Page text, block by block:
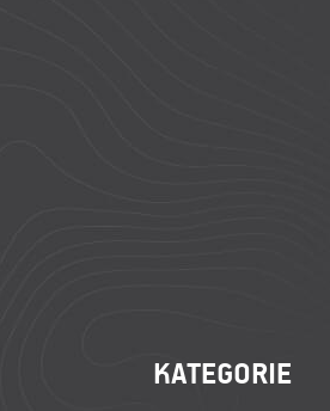
KATEGORIE